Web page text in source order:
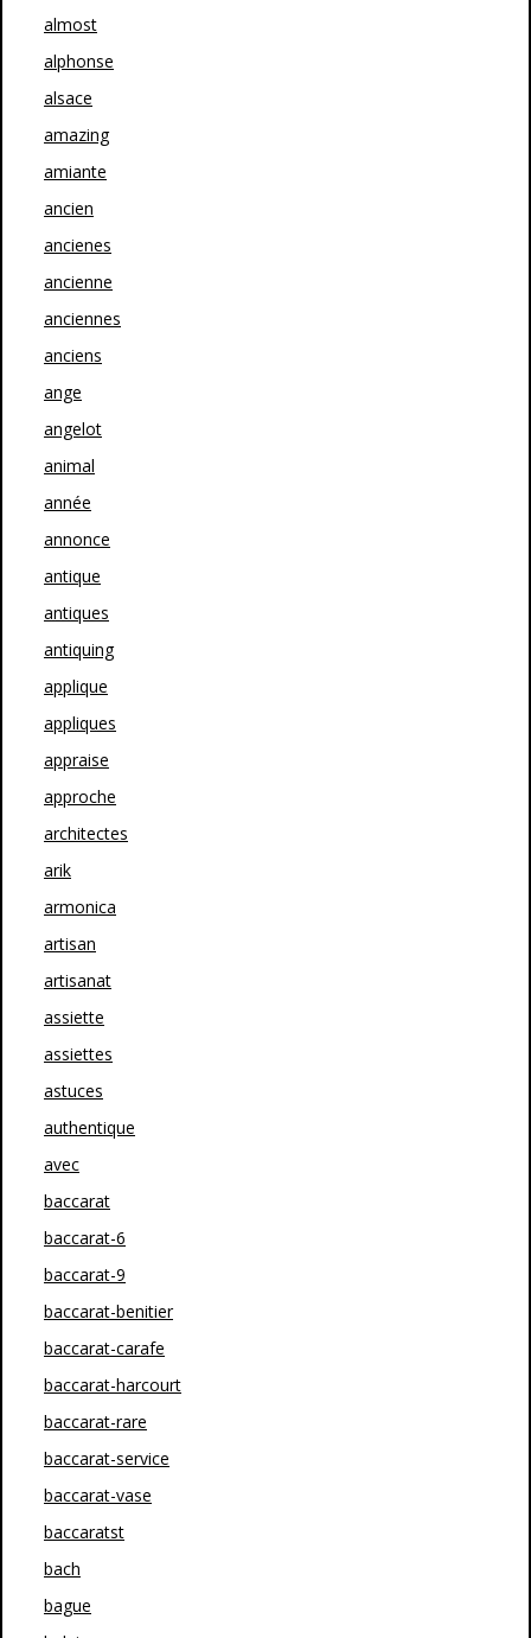
almost
alphonse
alsace
amazing
amiante
ancien
ancienes
ancienne
anciennes
anciens
ange
angelot
animal
année
annonce
antique
antiques
antiquing
applique
appliques
appraise
approche
architectes
arik
armonica
artisan
artisanat
assiette
assiettes
astuces
authentique
avec
baccarat
baccarat-6
baccarat-9
baccarat-benitier
baccarat-carafe
baccarat-harcourt
baccarat-rare
baccarat-service
baccarat-vase
baccaratst
bach
bague